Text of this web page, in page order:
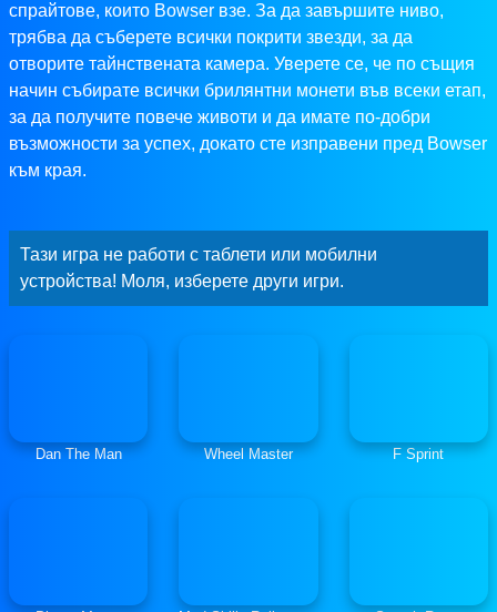
спрайтове, които Bowser взе. За да завършите ниво,
трябва да съберете всички покрити звезди, за да
отворите тайнствената камера. Уверете се, че по същия
начин събирате всички брилянтни монети във всеки етап,
за да получите повече животи и да имате по-добри
възможности за успех, докато сте изправени пред Bowser
към края.
Тази игра не работи с таблети или мобилни
устройства! Моля, изберете други игри.
Dan The Man Wheel Master F Sprint